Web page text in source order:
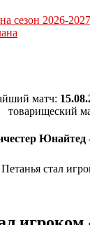
сезон 2026-2027
матч:
товарищеский
Юнайтед
стал